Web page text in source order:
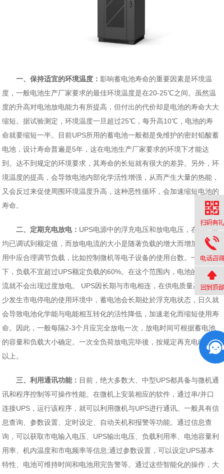
一、保持适宜的环境温度：影响蓄电池寿命的重要因素是环境温
度，一般电池生产厂家要求的最佳环境温度是在20-25℃之间。虽然温
度的升高对电池放电能力有所提高，但付出的代价却是电池的寿命大大
缩短。据试验测定，环境温度一旦超过25℃，每升高10℃，电池的寿
命就要缩短一半。目前UPS所用的蓄电池一般都是免维护的密封铅酸蓄
电池，设计寿命普遍是5年，这在电池生产厂家要求的环境下才能达
到。达不到规定的环境要求，其寿命的长短就有很大的差异。另外，环
境温度的提高，会导致电池内部化学活性增强，从而产生大量的热能，
又会反过来促使周围环境温度升高，这种恶性循环，会加速缩短电池的
寿命。
二、定期充电放电： UPS电源中的浮充电压和放电电压，在出厂时
均已调试到额定值，而放电电流的大小是随著负载的增大而增加的，使
用中应合理调节负载，比如控制微机等电子设备的使用台数。一般情况
下，负载不宜超过UPS额定负载的60%。在这个范围内，电池的放电电
流就不会出现过度放电。 UPS因长期与市电相连，在供电质量高、很
少发生市电停电的使用环境中，蓄电池会长期处於浮充电状态，日久就
会导致电池化学能与电能相互转化的活性降低，加速老化而缩短使用寿
命。因此，一般每隔2-3个月应完全放电一次，放电时间可根据蓄电池
的容量和负载大小确定。一次全负荷放电完毕後，按规定再充电8小时
以上。
三、利用通讯功能： 目前，绝大多数大、中型UPS都具备与微机通
讯和程序控制等可操作性能。在微机上安装相应的软件，通过串/并口
连接UPS，运行该程序，就可以利用微机与UPS进行通讯。一般具有信
息查询、参数设置、定时设定、自动关机和报警等功能。通过信息查
询，可以获取市电输入电压、UPS输出电压、负载利用率、电池容量利
用率、机内温度和市电频率等信息;通过参数设置，可以设定UPS基本
特性、电池可维持时间和电池用完告警等。通过这些智能化的操作，大